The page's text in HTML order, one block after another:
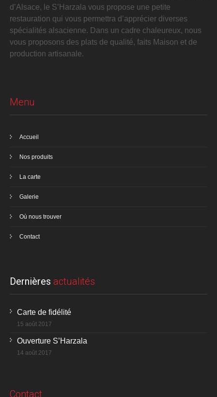
d’Alsace, le S’Harzala vous propose une petite
restauration qui vous permettra d’apprécier diverses
spécialités alsacienne. Dans un cadre chaleureux, nous
vous proposons des plats de qualité, faits Maison et de
production artisanale.
Menu
Accueil
Nos produits
La carte
Galerie
Où nous trouver
Contact
Dernières actualités
Carte de fidélité
15 août 2017
Ouverture S’Harzala
14 août 2017
Contact